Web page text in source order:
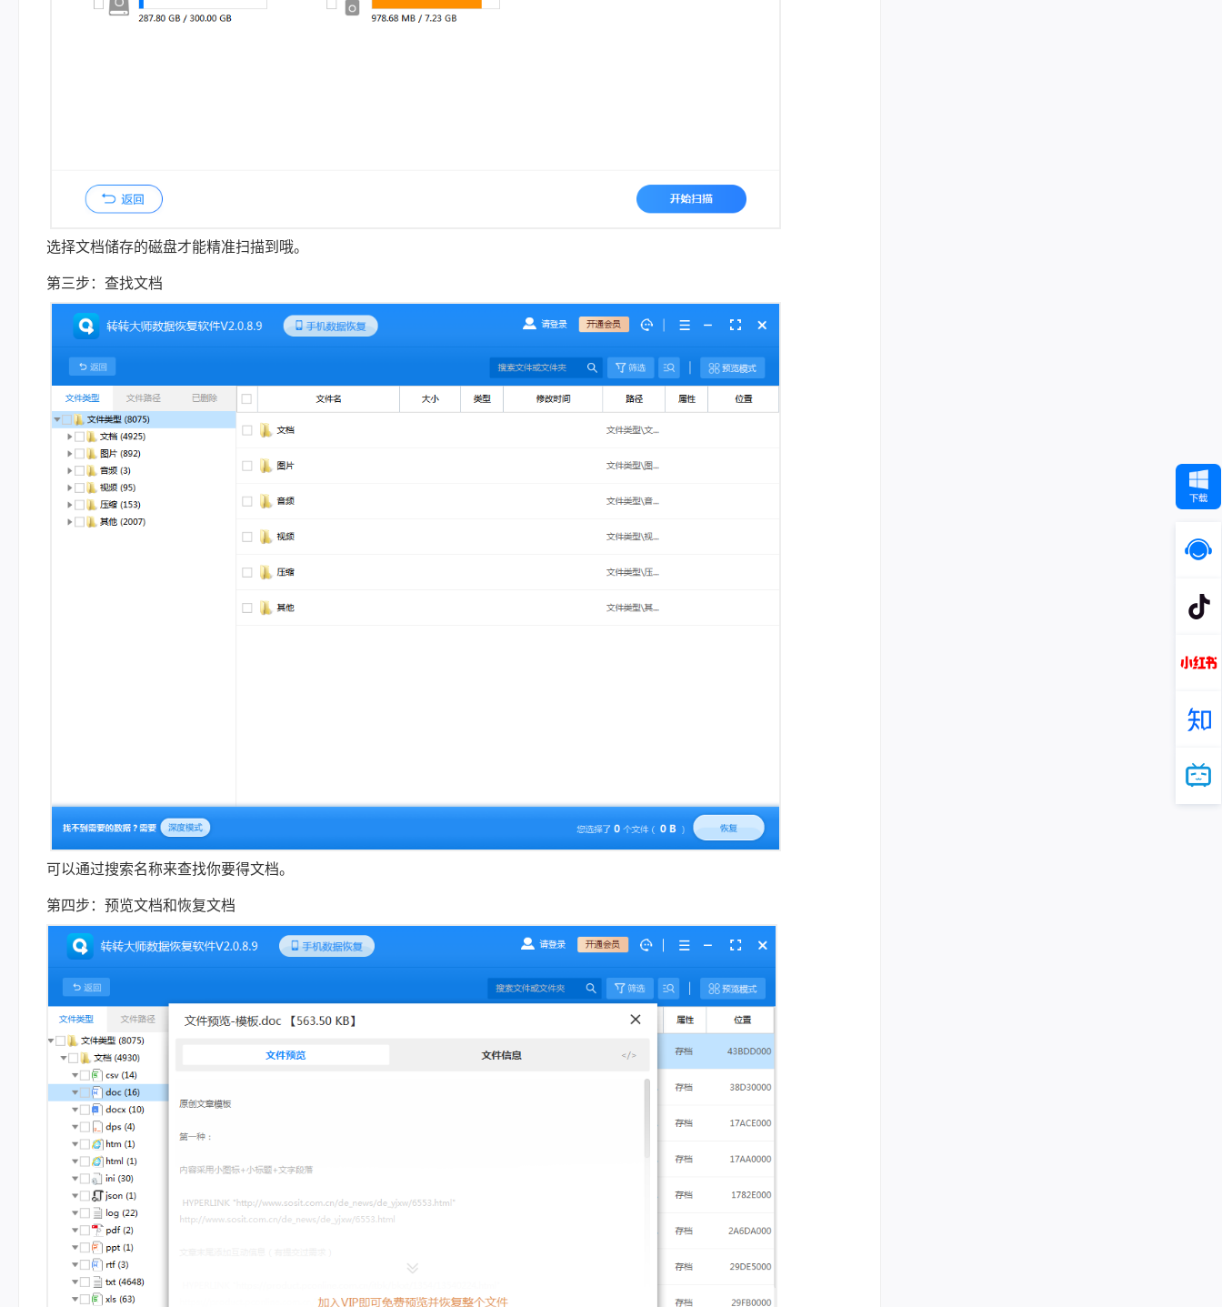
选择文档储存的磁盘才能精准扫描到哦。
第三步：查找文档
可以通过搜索名称来查找你要得文档。
第四步：预览文档和恢复文档